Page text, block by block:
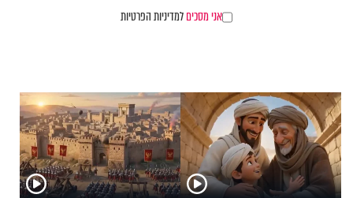
אני מסכיםלמדיניות הפרטיות